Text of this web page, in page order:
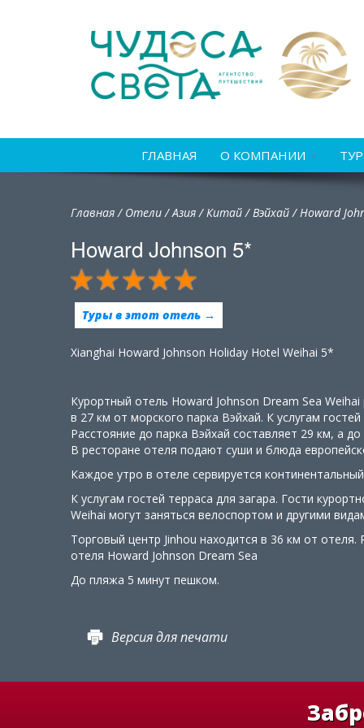
ГЛАВНАЯ О КОМПАНИИ
Главная/ Отели/Азия/Китай/Вэйхай /Howard
Howard Johnson 5*
Туры в этот отель →
Xianghai Howard Johnson Holiday Hotel Weihai 5*
Курортный отель Howard Johnson Dream Sea
в 27 км от морского парка Вэйхай. К услугам
Расстояние до парка Вэйхай составляет 29 км, а
В ресторане отеля подают суши и блюда
Каждое утро в отеле сервируется
К услугам гостей терраса для загара. Гости
Weihai могут заняться велоспортом и другими
Торговый центр Jinhou находится в 36 км от отеля.
отеля Howard Johnson Dream Sea
До пляжа 5 минут пешком.
Версия для печати